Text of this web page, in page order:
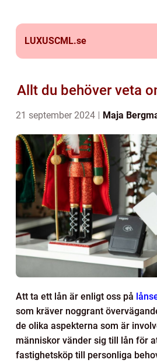
LUXUSCML.se
Allt du behöver veta
21 september 2024 Maja
Att ta ett lån är enligt oss på
som kräver noggrant
de olika aspekterna som är
människor vänder sig till lån för
fastighetsköp till personliga